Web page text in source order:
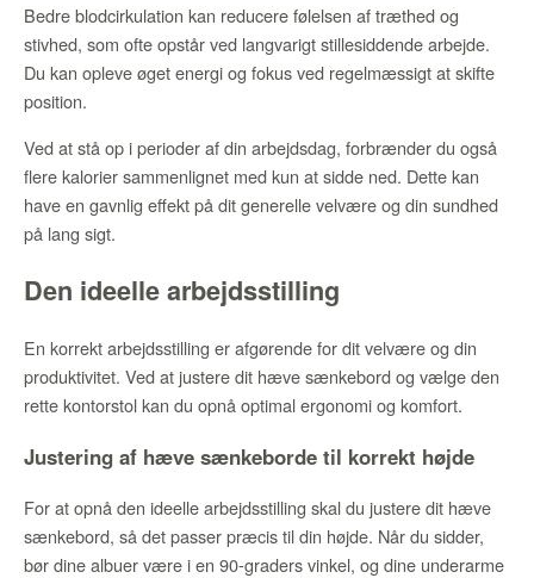
Bedre blodcirkulation kan reducere følelsen af træthed og
stivhed, som ofte opstår ved langvarigt stillesiddende arbejde.
Du kan opleve øget energi og fokus ved regelmæssigt at skifte
position.
Ved at stå op i perioder af din arbejdsdag, forbrænder du også
flere kalorier sammenlignet med kun at sidde ned. Dette kan
have en gavnlig effekt på dit generelle velvære og din sundhed
på lang sigt.
Den ideelle arbejdsstilling
En korrekt arbejdsstilling er afgørende for dit velvære og din
produktivitet. Ved at justere dit hæve sænkebord og vælge den
rette kontorstol kan du opnå optimal ergonomi og komfort.
Justering af hæve sænkeborde til korrekt højde
For at opnå den ideelle arbejdsstilling skal du justere dit hæve
sænkebord, så det passer præcis til din højde. Når du sidder,
bør dine albuer være i en 90-graders vinkel, og dine underarme